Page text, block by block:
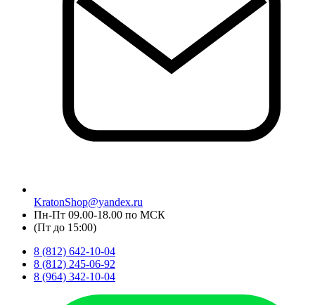
KratonShop@yandex.ru
Пн-Пт 09.00-18.00 по МСК
(Пт до 15:00)
8 (812) 642-10-04
8 (812) 245-06-92
8 (964) 342-10-04